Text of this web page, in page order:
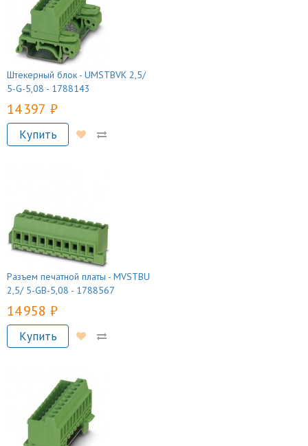
Штекерный блок - UMSTBVK 2,5/
5-G-5,08 - 1788143
14 397 руб.
Купить
Разъем печатной платы - MVSTBU
2,5/ 5-GB-5,08 - 1788567
14 958 руб.
Купить